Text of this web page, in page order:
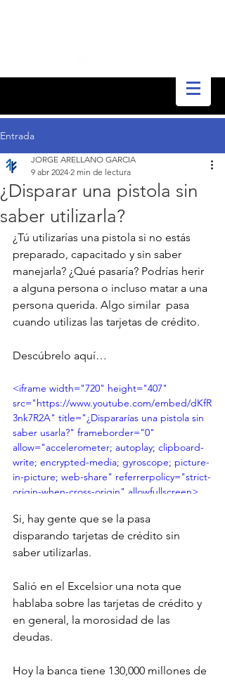
Entrada
¿Disparar una pistola sin
saber utilizarla?
JORGE ARELLANO GARCIA
9 abr 2024 2 min de lectura
¿Tú utilizarías una pistola si no estás
preparado, capacitado y sin saber
manejarla? ¿Qué pasaría? Podrías herir
a alguna persona o incluso matar a una
persona querida. Algo similar  pasa
cuando utilizas las tarjetas de crédito.
Descúbrelo aquí…
<iframe width="720" height="407"
src="https://www.youtube.com/embed/dKfR
3nk7R2A" title="¿Dispararías una pistola sin
saber usarla?" frameborder="0"
allow="accelerometer; autoplay; clipboard-
write; encrypted-media; gyroscope; picture-
in-picture; web-share" referrerpolicy="strict-
origin-when-cross-origin" allowfullscreen>
Si, hay gente que se la pasa
disparando tarjetas de crédito sin
saber utilizarlas.
Salió en el Excelsior una nota que
hablaba sobre las tarjetas de crédito y
en general, la morosidad de las
deudas.
Hoy la banca tiene 130,000 millones de